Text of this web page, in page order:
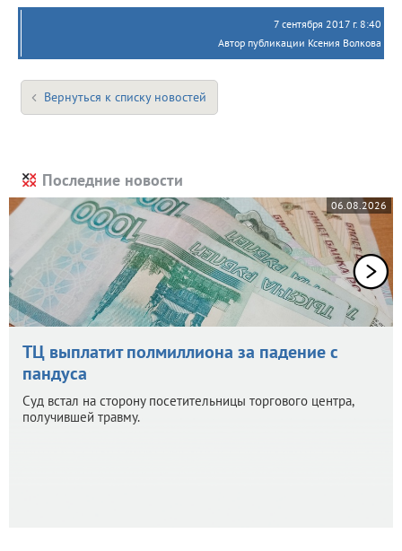
7 сентября 2017 г. 8:40
Автор публикации Ксения Волкова
Вернуться к списку новостей
Последние новости
06.08.2026
ТЦ выплатит полмиллиона за падение с
пандуса
Суд встал на сторону посетительницы торгового центра,
получившей травму.